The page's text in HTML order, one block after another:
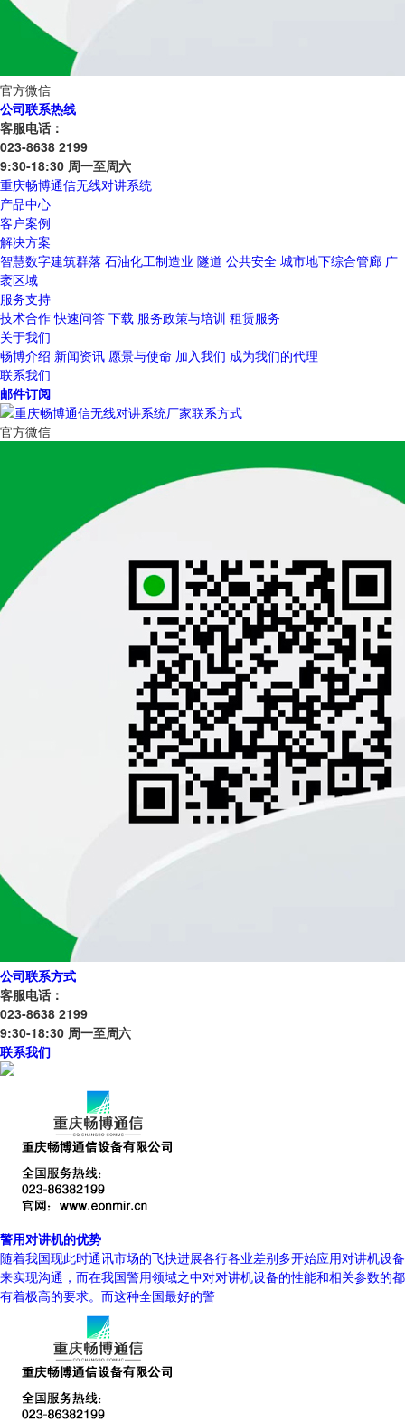
官方微信
公司联系热线
客服电话：
023-8638 2199
9:30-18:30 周一至周六
重庆畅博通信无线对讲系统
产品中心
客户案例
解决方案
智慧数字建筑群落 石油化工制造业 隧道 公共安全 城市地下综合管廊 广
袤区域
服务支持
技术合作 快速问答 下载 服务政策与培训 租赁服务
关于我们
畅博介绍 新闻资讯 愿景与使命 加入我们 成为我们的代理
联系我们
邮件订阅
官方微信
公司联系方式
客服电话：
023-8638 2199
9:30-18:30 周一至周六
联系我们
警用对讲机的优势
随着我国现此时通讯市场的飞快进展各行各业差别多开始应用对讲机设备
来实现沟通，而在我国警用领域之中对对讲机设备的性能和相关参数的都
有着极高的要求。而这种全国最好的警